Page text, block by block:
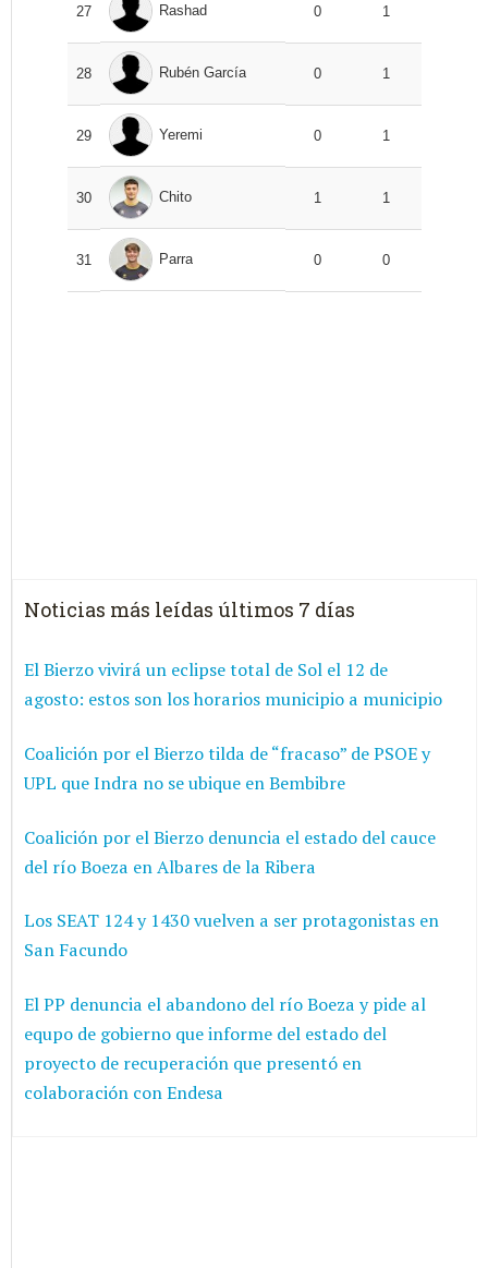
27 Rashad 0 1
28 Rubén García 0 1
29 Yeremi 0 1
30 Chito 1 1
31 Parra 0 0
Noticias más leídas últimos 7 días
El Bierzo vivirá un eclipse total de Sol el 12 de
agosto: estos son los horarios municipio a municipio
Coalición por el Bierzo tilda de “fracaso” de PSOE y
UPL que Indra no se ubique en Bembibre
Coalición por el Bierzo denuncia el estado del cauce
del río Boeza en Albares de la Ribera
Los SEAT 124 y 1430 vuelven a ser protagonistas en
San Facundo
El PP denuncia el abandono del río Boeza y pide al
equpo de gobierno que informe del estado del
proyecto de recuperación que presentó en
colaboración con Endesa